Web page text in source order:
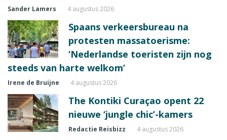
Sander Lamers 4 augustus 2026
Spaans verkeersbureau na
protesten massatoerisme:
‘Nederlandse toeristen zijn nog
steeds van harte welkom’
Irene de Bruijne 4 augustus 2026
The Kontiki Curaçao opent 22
nieuwe ‘jungle chic’-kamers
Redactie Reisbizz 4 augustus 2026